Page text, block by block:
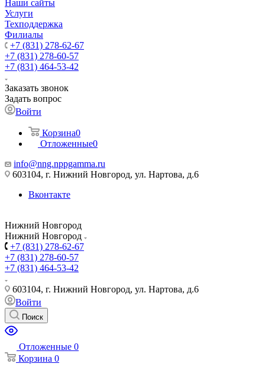
Наши сайты
Услуги
Техподдержка
Филиалы
+7 (831) 278-62-67
+7 (831) 278-60-57
+7 (831) 464-53-42
Заказать звонок
Задать вопрос
Войти
Корзина0
Отложенные0
info@nng.nppgamma.ru
603104, г. Нижний Новгород, ул. Нартова, д.6
Вконтакте
Нижний Новгород
Нижний Новгород
+7 (831) 278-62-67
+7 (831) 278-60-57
+7 (831) 464-53-42
603104, г. Нижний Новгород, ул. Нартова, д.6
Войти
Поиск
Отложенные 0
Корзина 0